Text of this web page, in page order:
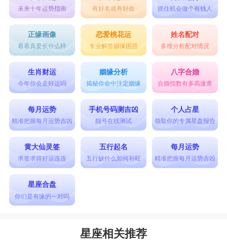
未来十年运势指南 有好名就有好命 抓住机会做个有钱人
正缘画像
看看真爱长什么样
恋爱桃花运
专业解答姻缘困惑
姓名配对
多维分析配对情况
生肖财运
今年你会走好运吗
姻缘分析
揭秘你命中注定姻缘
八字合婚
合婚指数有多高速查
每月运势
精准把握每月运势吉凶
手机号码测吉凶
靓号在线测试
个人占星
领取你的专属星盘报告
黄大仙灵签
求签求得好运连连
五行起名
五行缺什么如何补旺
每月运势
精准把握每月运势吉凶
星座合盘
你们是有缘的一对吗
星座相关推荐